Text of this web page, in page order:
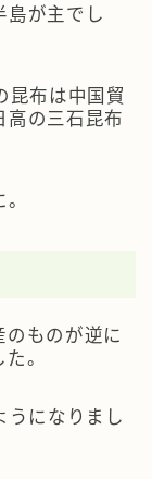
島が主でし
昆布は中国貿
高の三石昆布
ものが逆に
。
うになりまし